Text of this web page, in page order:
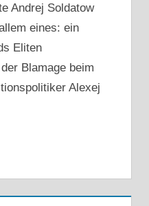
Andrej Soldatow
eines: ein
Eliten
Blamage beim
Alexej